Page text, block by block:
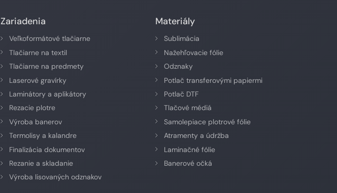
Zariadenia
Veľkoformátové tlačiarne
Tlačiarne na textil
Tlačiarne na predmety
Laserové gravírky
Laminátory a aplikátory
Rezacie plotre
Výroba banerov
Termolisy a kalandre
Finalizácia dokumentov
Rezanie a skladanie
Výroba lisovaných odznakov
Materiály
Sublimácia
Nažehľovacie fólie
Odznaky
Potlač transferovými papiermi
Potlač DTF
Tlačové médiá
Samolepiace plotrové fólie
Atramenty a údržba
Laminačné fólie
Banerové očká